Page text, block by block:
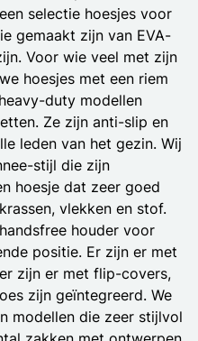
selectie hoesjes voor
gemaakt zijn van EVA-
Voor wie veel met zijn
hoesjes met een riem
duty modellen
Ze zijn anti-slip en
leden van het gezin. Wij
stijl die zijn
hoesje dat zeer goed
vlekken en stof.
houder voor
positie. Er zijn er met
zijn er met flip-covers,
zijn geïntegreerd. We
modellen die zeer stijlvol